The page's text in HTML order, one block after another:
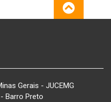
Gerais - JUCEMG
Barro Preto